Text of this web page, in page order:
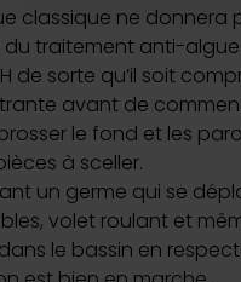
Les cookies nous
sociaux et d'analyser
partenaires de médias
vous leur avez fournies
classique ne donnera
du traitement anti-
de sorte qu’il soit
avant de
le fond et les
à sceller.
un germe qui se
volet roulant et
le bassin en